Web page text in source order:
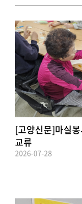
[고양신문]마실
교류
2026-07-28